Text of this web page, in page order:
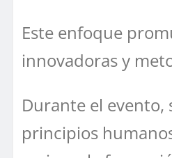
Este enfoque
innovadoras y
Durante el evento,
principios